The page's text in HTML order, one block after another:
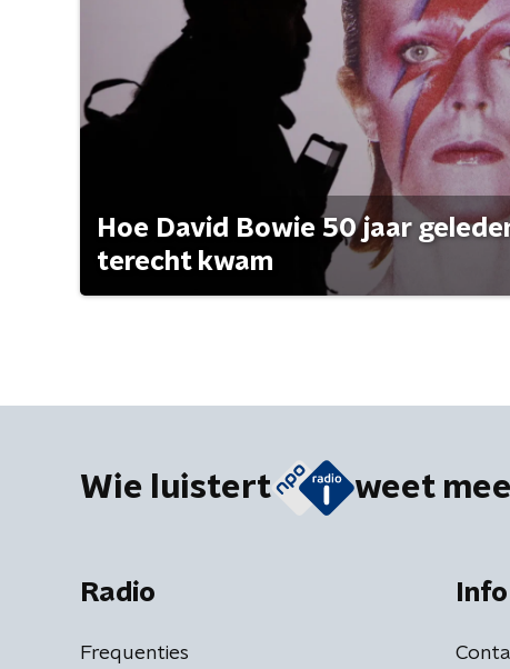
Hoe David Bowie 50 jaar
terecht kwam
Wie luistert weet
Radio
Frequenties
Info